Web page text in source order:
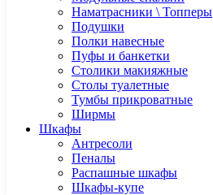
Наматрасники \ Топперы
Подушки
Полки навесные
Пуфы и банкетки
Столики макияжные
Столы туалетные
Тумбы прикроватные
Ширмы
Шкафы
Антресоли
Пеналы
Распашные шкафы
Шкафы-купе